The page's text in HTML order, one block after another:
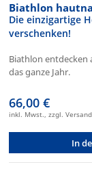
Biathlon
Die einzigartige
verschenken!
Biathlon entdecken
das ganze Jahr.
66,00 €
inkl. Mwst., zzgl. Versand
In